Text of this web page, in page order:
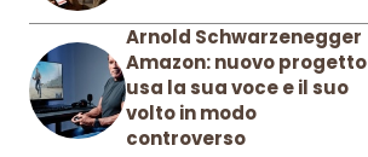
Arnold Schwarzenegger
Amazon: nuovo progetto
usa la sua voce e il suo
volto in modo
controverso